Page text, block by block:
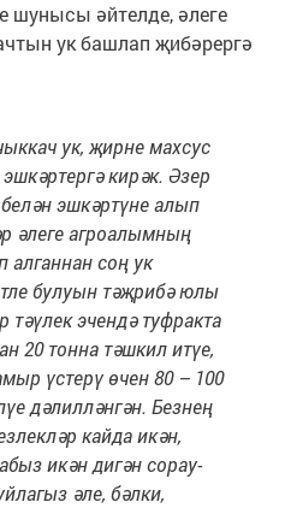
шунысы әйтелде, әлеге
ук башлап җибәрергә
ук, җирне махсус
кирәк. Әзер
эшкәртүне алып
әлеге агроалымның
алганнан соң ук
булуын тәҗрибә юлы
эчендә туфракта
20 тонна тәшкил итүе,
үстерү өчен 80 – 100
дәлилләнгән. Безнең
кайда икән,
икән дигән сорау­
әле, бәлки,